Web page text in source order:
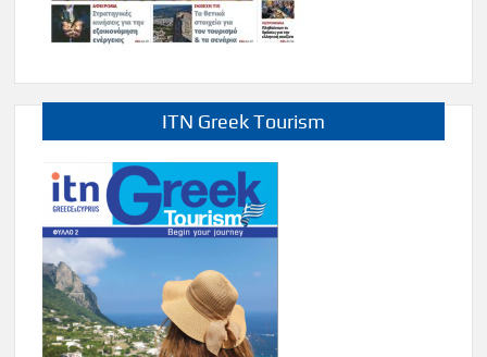
ITN Greek Tourism